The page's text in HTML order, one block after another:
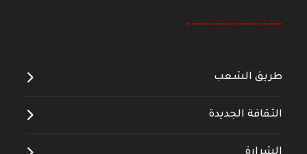
--------------------
طريق الشعب
الثقافة الجديدة